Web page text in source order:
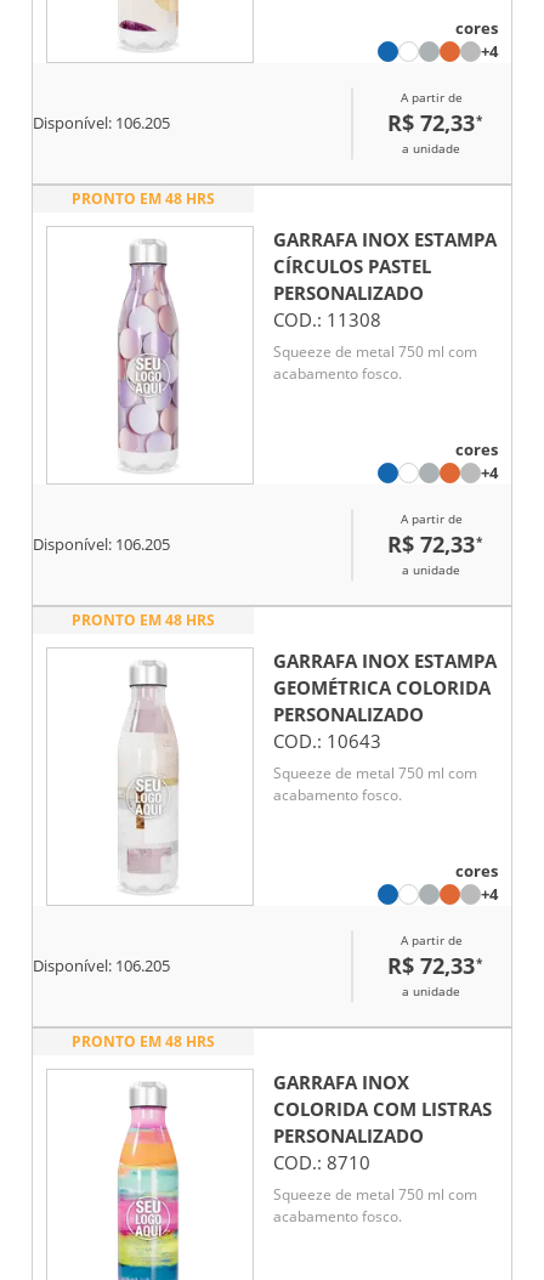
cores
+4
Disponível: 106.205
A partir de
R$ 72,33*
a unidade
PRONTO EM 48 HRS
GARRAFA INOX ESTAMPA
CÍRCULOS PASTEL
PERSONALIZADO
COD.: 11308
Squeeze de metal 750 ml com
acabamento fosco.
cores
+4
Disponível: 106.205
A partir de
R$ 72,33*
a unidade
PRONTO EM 48 HRS
GARRAFA INOX ESTAMPA
GEOMÉTRICA COLORIDA
PERSONALIZADO
COD.: 10643
Squeeze de metal 750 ml com
acabamento fosco.
cores
+4
Disponível: 106.205
A partir de
R$ 72,33*
a unidade
PRONTO EM 48 HRS
GARRAFA INOX
COLORIDA COM LISTRAS
PERSONALIZADO
COD.: 8710
Squeeze de metal 750 ml com
acabamento fosco.